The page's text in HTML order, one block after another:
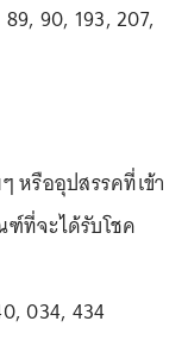
89, 90, 193, 207,
หรืออุปสรรคที่เข้า
ที่จะได้รับโชค
034, 434